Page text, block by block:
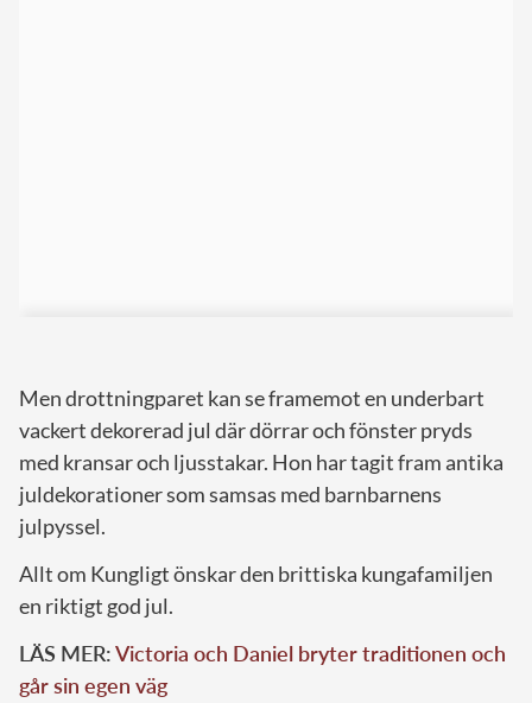
Men drottningparet kan se framemot en underbart
vackert dekorerad jul där dörrar och fönster pryds
med kransar och ljusstakar. Hon har tagit fram antika
juldekorationer som samsas med barnbarnens
julpyssel.
Allt om Kungligt önskar den brittiska kungafamiljen
en riktigt god jul.
LÄS MER:Victoria och Daniel bryter traditionen och
går sin egen väg